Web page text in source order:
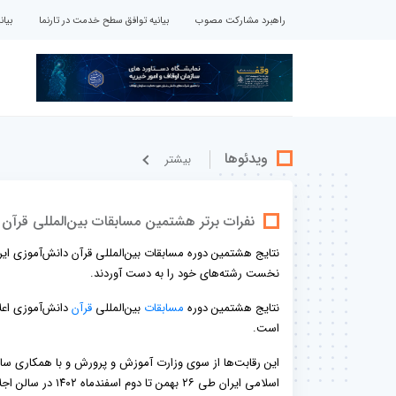
راهبرد مشارکت مصوب بیانیه توافق سطح خدمت در تارنما
ویدئوها بيشتر
نفرات برتر هشتمین مسابقات بین‌المللی
نتایج هشتمین دوره مسابقات بین‌المللی قرآن دانش‌آموزی
نخست رشته‌های خود را به دست آوردند.
نتایج هشتمین دوره مسابقات بین‌المللی قرآندانش‌آموزی
است.
این رقابت‌ها از سوی وزارت آموزش و پرورش و با همکاری
اسلامی ایران طی ۲۶ بهمن تا دوم اسفندماه ۱۴۰۲ در سالن اجلاس سران کشورهای اسلامی برگزار شد.